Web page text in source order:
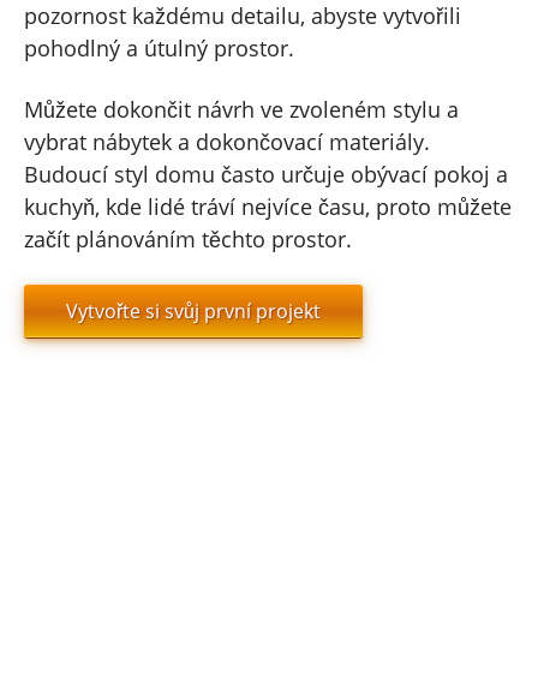
pozornost každému detailu, abyste vytvořili
pohodlný a útulný prostor.
Můžete dokončit návrh ve zvoleném stylu a
vybrat nábytek a dokončovací materiály.
Budoucí styl domu často určuje obývací pokoj a
kuchyň, kde lidé tráví nejvíce času, proto můžete
začít plánováním těchto prostor.
Vytvořte si svůj první projekt